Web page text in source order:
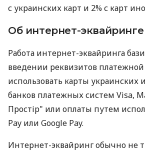
с украинских карт и 2% с карт
Об интернет-эквайринге
Работа интернет-эквайринга
введении реквизитов
использовать карты украинских
банков платежных систем Visa,
Простір" или оплаты путем
Pay или Google Pay.
Интернет-эквайринг обычно не